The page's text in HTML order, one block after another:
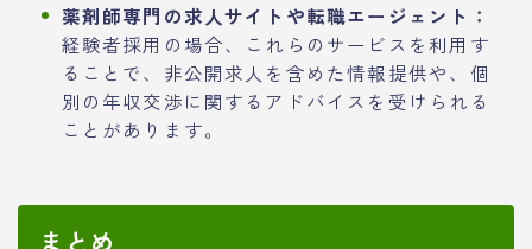
薬剤師専門の求人サイトや転職エージェント：
経験者採用の場合、これらのサービスを利用す
ることで、非公開求人を含めた情報提供や、個
別の年収交渉に関するアドバイスを受けられる
ことがあります。
まとめ